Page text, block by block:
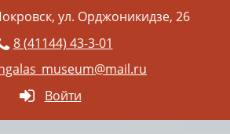
ул. Орджоникидзе, 26
8 (41144) 43-3-01
Войти